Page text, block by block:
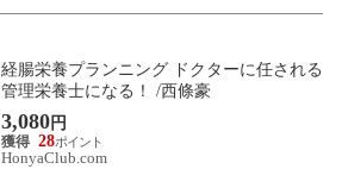
経腸栄養プランニング ドクターに任される
管理栄養士になる！ /西條豪
3,080円
28
HonyaClub.com